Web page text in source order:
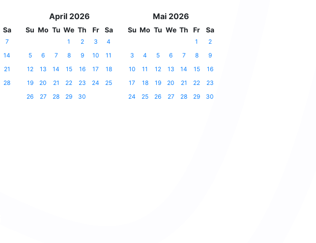
Sa
7
14
21
28
April 2026
Su Mo Tu We Th Fr Sa
1 2 3
4
5
6 7 8 9 10
11
12
13 14 15 16 17
18
19
20 21 22 23 24
25
26
27 28 29 30
Mai 2026
Su Mo Tu We Th Fr Sa
1
2
3
4 5 6 7 8
9
10
11 12 13 14 15
16
17
18 19 20 21 22
23
24
25 26 27 28 29 30